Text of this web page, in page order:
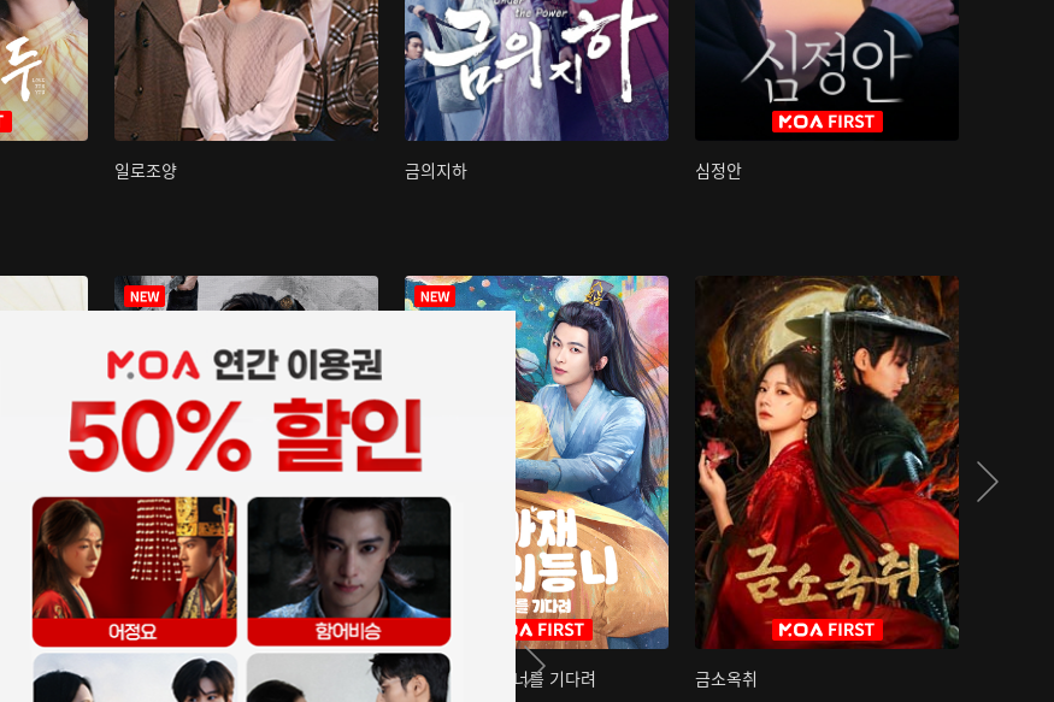
일로조양 금의지하 심정안
아재저리등니 : 너를 기다려 금소옥취